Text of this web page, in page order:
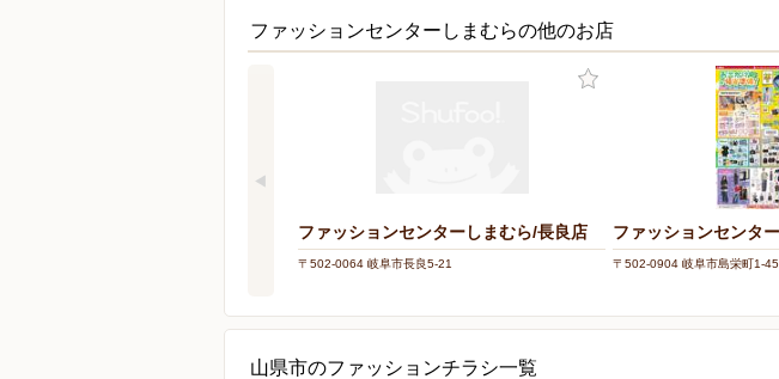
ファッションセンターしまむらの他のお店
ファッションセンターしまむら/長良店
〒502-0064 岐阜市長良5-21
ファッションセンタ
〒502-0904 岐阜市島栄町1-45
山県市のファッションチラシ一覧